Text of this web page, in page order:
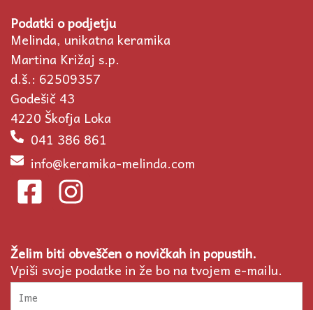
Podatki o podjetju
Melinda, unikatna keramika
Martina Križaj s.p.
d.š.: 62509357
Godešič 43
4220 Škofja Loka
041 386 861
info@keramika-melinda.com
F
a
c
e
b
I
n
s
t
a
Želim biti obveščen o novičkah in popustih.
Vpiši svoje podatke in že bo na tvojem e-mailu.
Ime